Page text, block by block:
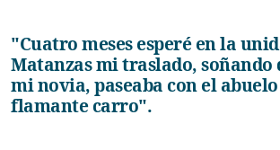
"Cuatro meses esperé en la unidad militar de
Matanzas mi traslado, soñando
mi novia, paseaba con el
flamante carro".